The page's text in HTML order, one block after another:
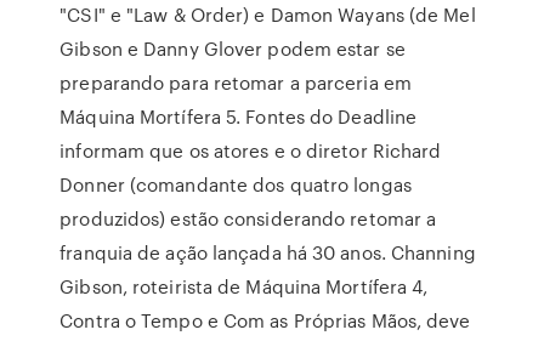
"CSI" e "Law & Order) e Damon Wayans (de Mel
Gibson e Danny Glover podem estar se
preparando para retomar a parceria em
Máquina Mortífera 5. Fontes do Deadline
informam que os atores e o diretor Richard
Donner (comandante dos quatro longas
produzidos) estão considerando retomar a
franquia de ação lançada há 30 anos. Channing
Gibson, roteirista de Máquina Mortífera 4,
Contra o Tempo e Com as Próprias Mãos, deve